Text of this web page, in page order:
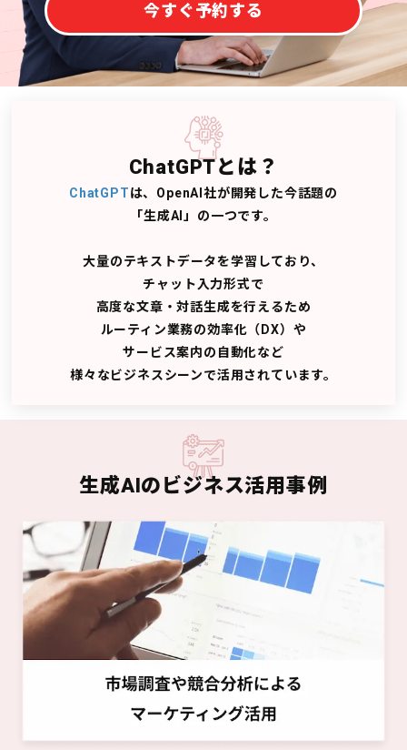
今すぐ予約する
ChatGPTとは？
ChatGPTは、OpenAI社が開発した今話題の
「生成AI」の一つです。
大量のテキストデータを学習しており、
チャット入力形式で
高度な文章・対話生成を行えるため
ルーティン業務の効率化（DX）や
サービス案内の自動化など
様々なビジネスシーンで活用されています。
生成AIのビジネス活用事例